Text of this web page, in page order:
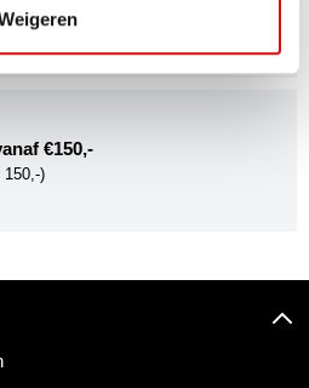
voor exposities én ontdek de
€150,-
150,-)